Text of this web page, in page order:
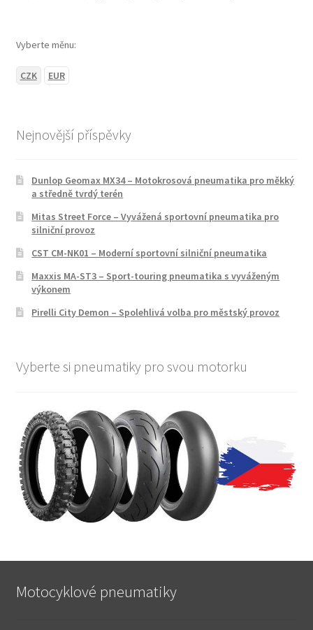
Vyberte měnu:
CZK EUR
Nejnovější příspěvky
Dunlop Geomax MX34 – Motokrosová pneumatika pro měkký
a středně tvrdý terén
Mitas Street Force – Vyvážená sportovní pneumatika pro
silniční provoz
CST CM-NK01 – Moderní sportovní silniční pneumatika
Maxxis MA-ST3 – Sport-touring pneumatika s vyváženým
výkonem
Pirelli City Demon – Spolehlivá volba pro městský provoz
Vyberte si pneumatiky pro svou motorku
Motocyklové pneumatiky